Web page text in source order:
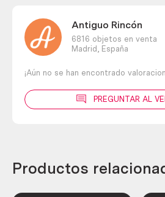
Antiguo Rincón
6816 objetos en venta
Madrid,
España
¡Aún no se han encontrado
PREGUNTAR AL
Productos